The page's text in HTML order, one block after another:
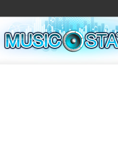
ข่าวด่วน
ละคร
ห
ห